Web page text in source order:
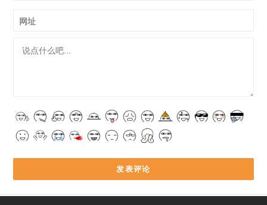
网址